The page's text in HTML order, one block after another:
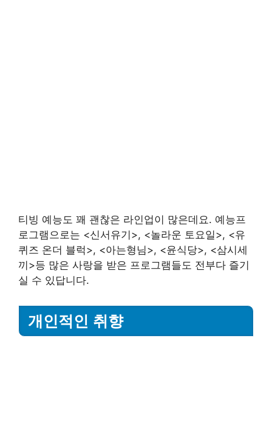
티빙 예능도 꽤 괜찮은 라인업이 많은데요. 예능프
로그램으로는 <신서유기>, <놀라운 토요일>, <유
퀴즈 온더 블럭>, <아는형님>, <윤식당>, <삼시세
끼>등 많은 사랑을 받은 프로그램들도 전부다 즐기
실 수 있답니다.
개인적인 취향